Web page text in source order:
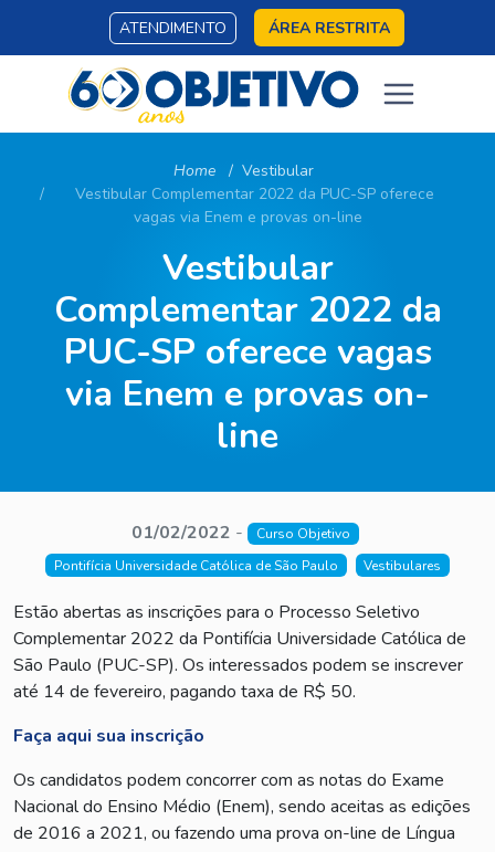
ATENDIMENTO ÁREA RESTRITA
Home
Vestibular
Vestibular Complementar 2022 da PUC-SP oferece
vagas via Enem e provas on-line
Vestibular
Complementar 2022 da
PUC-SP oferece vagas
via Enem e provas on-
line
01/02/2022 -
Curso Objetivo
Pontifícia Universidade Católica de São Paulo
Vestibulares
Estão abertas as inscrições para o Processo Seletivo
Complementar 2022 da Pontifícia Universidade Católica de
São Paulo (PUC-SP). Os interessados podem se inscrever
até 14 de fevereiro, pagando taxa de R$ 50.
Faça aqui sua inscrição
Os candidatos podem concorrer com as notas do Exame
Nacional do Ensino Médio (Enem), sendo aceitas as edições
de 2016 a 2021, ou fazendo uma prova on-line de Língua